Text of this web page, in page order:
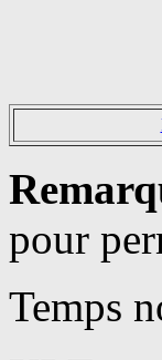
pour
Temps